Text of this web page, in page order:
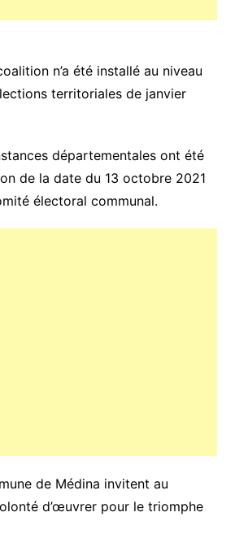
n’a été installé au niveau
territoriales de janvier
départementales ont été
de la date du 13 octobre 2021
électoral communal.
de Médina invitent au
d’œuvrer pour le triomphe